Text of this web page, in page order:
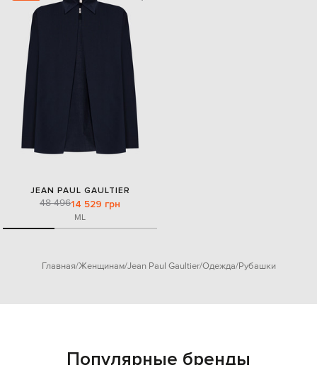
JEAN PAUL GAULTIER
48 49614 529 грн
ML
Главная Женщинам Jean Paul Gaultier Одежда Рубашки
Популярные бренды